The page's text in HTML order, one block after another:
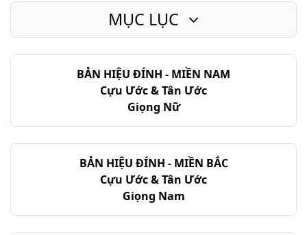
Thi-thiên - Chương 148
Thi-thiên - Chương 150
BẢN HIỆU ĐÍNH - MIỀN NAM
Cựu Ước & Tân Ước
Giọng Nữ
BẢN HIỆU ĐÍNH - MIỀN BẮC
Cựu Ước & Tân Ước
Giọng Nam
MỤC LỤC